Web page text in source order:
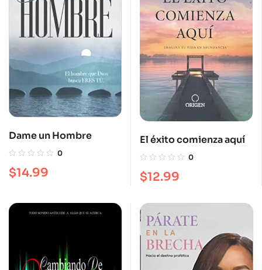
Dame un Hombre
0
$14.99
El éxito comienza aquí
0
$12.99